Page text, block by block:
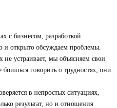
с бизнесом, разработкой
и открыто обсуждаем проблемы.
не устраивает, мы объясняем свои
говорить о трудностях, они
в непростых ситуациях,
результат, но и отношения